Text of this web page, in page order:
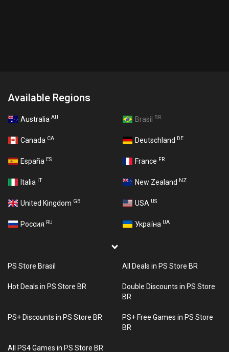
Available Regions
Australia AU Brasil BR
Canada CA Deutschland DE
España ES France FR
Italia IT New Zealand NZ
United Kingdom GB USA US
Россия RU Україна UA
PS Store Brasil All Deals in PS Store BR
Hot Deals in PS Store BR
Double Discounts in PS Store
BR
PS+ Discounts in PS Store BR
PS+ Free Games in PS Store
BR
All PS4 Games in PS Store BR